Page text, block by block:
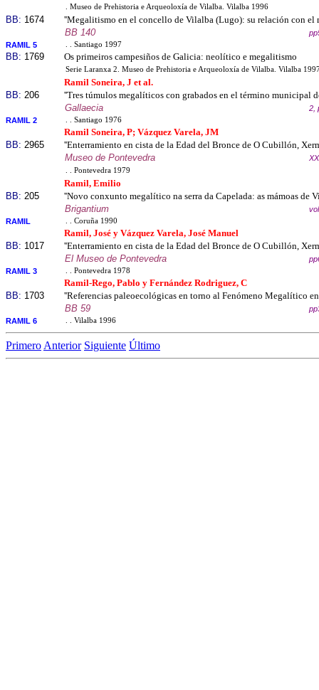
. Museo de Prehistoria e Arqueoloxía de Vilalba. Vilalba 1996
BB: 1674
''Megalitismo en el concello de Vilalba (Lugo): su relación con el
BB 140
RAMIL 5
. . Santiago 1997
BB: 1769 Os primeiros campesiños de Galicia: neolítico e megalitismo
Serie Laranxa 2. Museo de Prehistoria e Arqueoloxía de Vilalba. Vilalba
Ramil Soneira, J et al.
BB: 206
''Tres túmulos megalíticos con grabados en el término municipal
Gallaecia
2,
RAMIL 2
. . Santiago 1976
Ramil Soneira, P; Vázquez Varela, JM
BB: 2965
''Enterramiento en cista de la Edad del Bronce de O Cubillón,
Museo de Pontevedra
. . Pontevedra 1979
Ramil, Emilio
BB: 205
''Novo conxunto megalítico na serra da Capelada: as mámoas de
Brigantium
RAMIL
. . Coruña 1990
Ramil, José y Vázquez Varela, José Manuel
BB: 1017
''Enterramiento en cista de la Edad del Bronce de O Cubillón,
El Museo de Pontevedra
RAMIL 3
. . Pontevedra 1978
Ramil-Rego, Pablo y Fernández Rodriguez, C
BB: 1703
''Referencias paleoecológicas en torno al Fenómeno Megalítico
BB 59
RAMIL 6
. . Vilalba 1996
Primero Anterior Siguiente Último